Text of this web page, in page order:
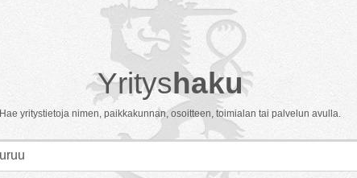
Yrityshaku
Hae yritystietoja nimen, paikkakunnan, osoitteen, toimialan tai palvelun avulla.